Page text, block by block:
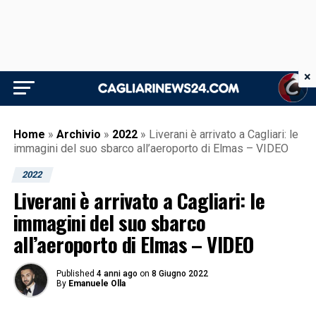
Home » Archivio » 2022 » Liverani è arrivato a Cagliari: le
immagini del suo sbarco all’aeroporto di Elmas – VIDEO
2022
Liverani è arrivato a Cagliari: le
immagini del suo sbarco
all’aeroporto di Elmas – VIDEO
Published 4 anni ago on 8 Giugno 2022
By Emanuele Olla
×